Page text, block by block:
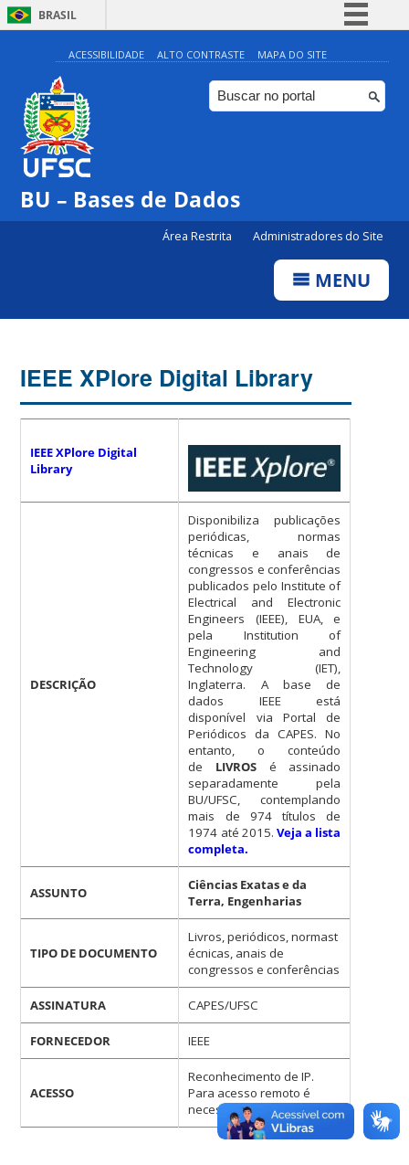
BRASIL
Simplifique!
Comunica BR
Participe
ACESSIBILIDADE ALTO CONTRASTE MAPA DO SITE
BU – Bases de Dados
Área Restrita Administradores do Site
MENU
IEEE XPlore Digital Library
IEEE XPlore Digital
Library
DESCRIÇÃO
Disponibiliza publicações
periódicas, normas
técnicas e anais de
congressos e conferências
publicados pelo Institute of
Electrical and Electronic
Engineers (IEEE), EUA, e
pela Institution of
Engineering and
Technology (IET),
Inglaterra. A base de
dados IEEE está
disponível via Portal de
Periódicos da CAPES. No
entanto, o conteúdo
de LIVROS é assinado
separadamente pela
BU/UFSC, contemplando
mais de 974 títulos de
1974 até 2015. Veja a lista
completa.
ASSUNTO
Ciências Exatas e da
Terra, Engenharias
TIPO DE DOCUMENTO
Livros, periódicos, normast
écnicas, anais de
congressos e conferências
ASSINATURA CAPES/UFSC
FORNECEDOR IEEE
ACESSO
Reconhecimento de IP.
Para acesso remoto é
necessário VPN.